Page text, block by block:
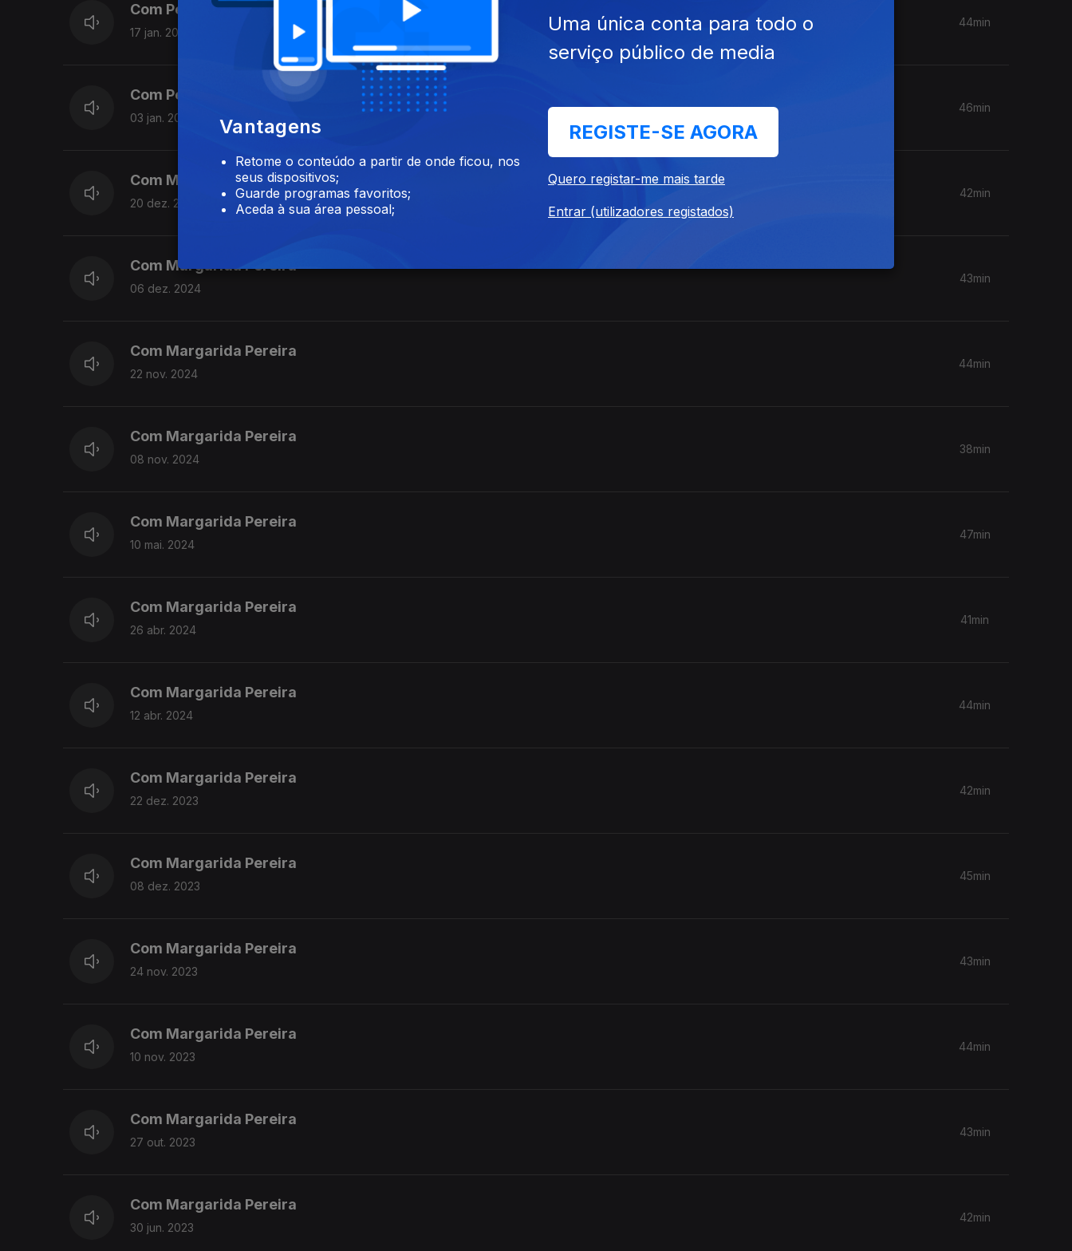
Com Pedro Moreira
17 jan. 2025
44min
Com Pedro Moreira
03 jan. 2025
46min
Com Margarida Pereira
20 dez. 2024
42min
Com Margarida Pereira
06 dez. 2024
43min
Com Margarida Pereira
22 nov. 2024
44min
Com Margarida Pereira
08 nov. 2024
38min
Com Margarida Pereira
10 mai. 2024
47min
Com Margarida Pereira
26 abr. 2024
41min
Com Margarida Pereira
12 abr. 2024
44min
Com Margarida Pereira
22 dez. 2023
42min
Com Margarida Pereira
08 dez. 2023
45min
Com Margarida Pereira
24 nov. 2023
43min
Com Margarida Pereira
10 nov. 2023
44min
Com Margarida Pereira
27 out. 2023
43min
Com Margarida Pereira
30 jun. 2023
42min
Vantagens
Retome o conteúdo a partir de onde ficou, nos
seus dispositivos;
Guarde programas favoritos;
Aceda à sua área pessoal;
Uma única conta para todo o
serviço público de media
REGISTE-SE AGORA
Quero registar-me mais tarde
Entrar (utilizadores registados)